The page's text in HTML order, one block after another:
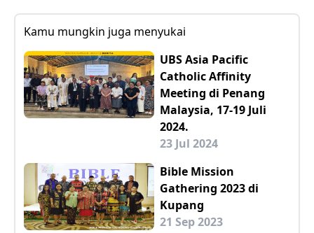
Kamu mungkin juga menyukai
UBS Asia Pacific
Catholic Affinity
Meeting di Penang
Malaysia, 17-19 Juli
2024.
23 Jul 2024
Bible Mission
Gathering 2023 di
Kupang
21 Sep 2023